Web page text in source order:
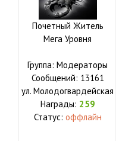
Почетный Житель
Мега Уровня
Группа: Модераторы
Сообщений: 13161
ул. Молодогвардейская
Награды: 259
Статус: оффлайн